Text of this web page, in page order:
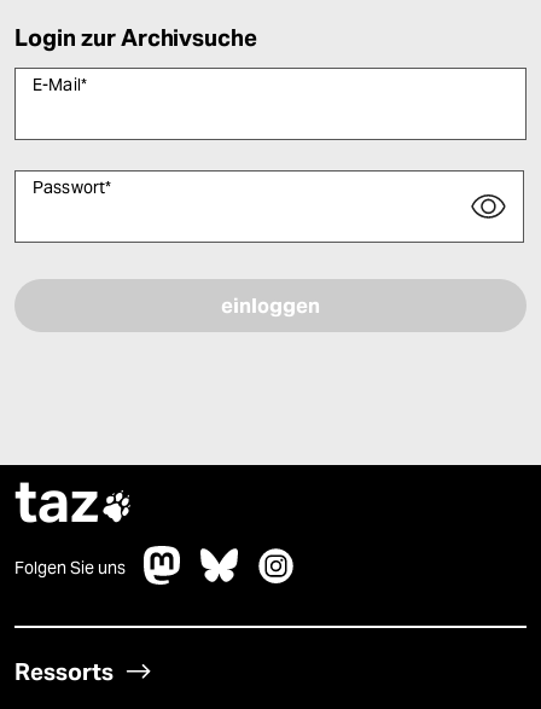
Login zur Archivsuche
E-Mail*
Passwort*
taz
Folgen Sie uns
Ressorts